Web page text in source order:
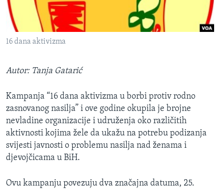
MAGAZIN
O GLASU AMERIKE
Jezici
16 dana aktivizma
Autor: Tanja Gatarić
Kampanja “16 dana aktivizma u borbi protiv rodno
zasnovanog nasilja” i ove godine okupila je brojne
nevladine organizacije i udruženja oko različitih
aktivnosti kojima žele da ukažu na potrebu podizanja
svijesti javnosti o problemu nasilja nad ženama i
djevojčicama u BiH.
Ovu kampanju povezuju dva značajna datuma, 25.